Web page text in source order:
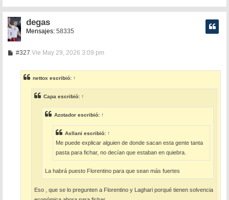
degas
Mensajes:58335
#327M
s
a
Vie May 29, 2026 3:09 pm
nettox escribió: ↑
Capa escribió: ↑
Azotador escribió: ↑
Asllani escribió: ↑
Me puede explicar alguien de donde sacan esta gente tanta
pasta para fichar, no decían que estaban en quiebra.
La habrá puesto Florentino para que sean más fuertes
Eso , que se lo pregunten a Florentino y Laghari porqué tienen solvencia